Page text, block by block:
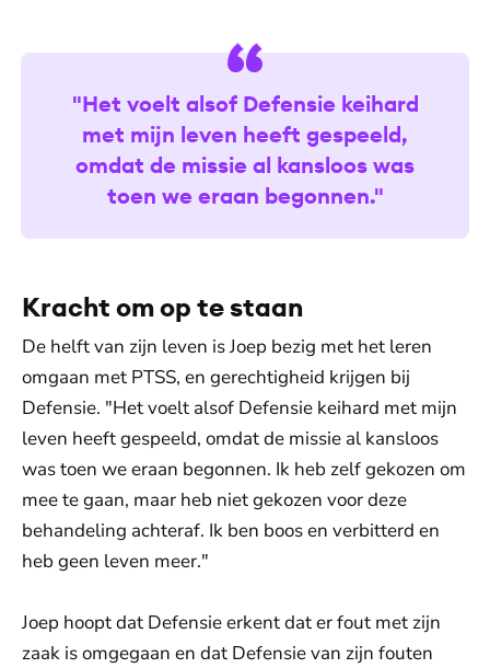
"Het voelt alsof Defensie keihard
met mijn leven heeft gespeeld,
omdat de missie al kansloos was
toen we eraan begonnen."
Kracht om op te staan
De helft van zijn leven is Joep bezig met het leren
omgaan met PTSS, en gerechtigheid krijgen bij
Defensie. "Het voelt alsof Defensie keihard met mijn
leven heeft gespeeld, omdat de missie al kansloos
was toen we eraan begonnen. Ik heb zelf gekozen om
mee te gaan, maar heb niet gekozen voor deze
behandeling achteraf. Ik ben boos en verbitterd en
heb geen leven meer."
Joep hoopt dat Defensie erkent dat er fout met zijn
zaak is omgegaan en dat Defensie van zijn fouten